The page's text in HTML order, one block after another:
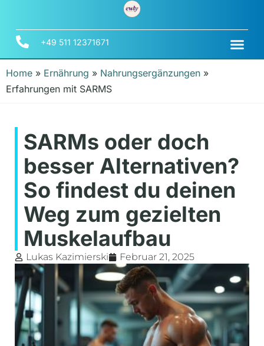
+49 511 12371671
Home » Ernährung » Nahrungsergänzungen »
Erfahrungen mit SARMS
SARMs oder doch
besser Alternativen?
So findest du deinen
Weg zum gezielten
Muskelaufbau
Lukas Kazimierski Februar 21, 2025